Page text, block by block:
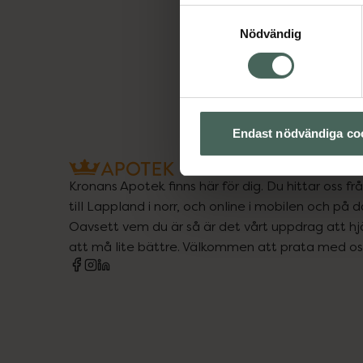
Nödvändig
Endast nödvändiga
Kronans Apotek finns här för dig. Du hittar oss
till Lappland i norr, och online i mobilen och på
Oavsett vem du är så är det vårt uppdrag att
att må lite bättre. Välkommen att prata med